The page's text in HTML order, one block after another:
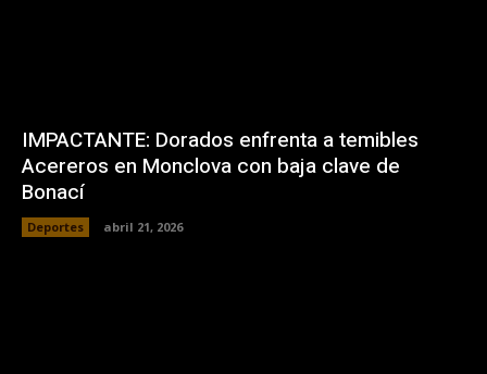
IMPACTANTE: Dorados enfrenta a temibles
Acereros en Monclova con baja clave de
Bonací
Deportes abril 21, 2026